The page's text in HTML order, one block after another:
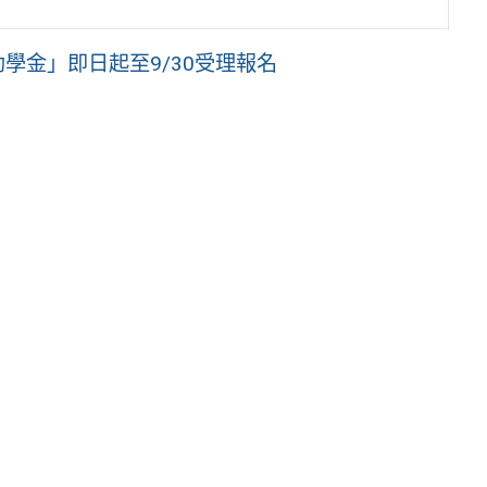
金」即日起至9/30受理報名